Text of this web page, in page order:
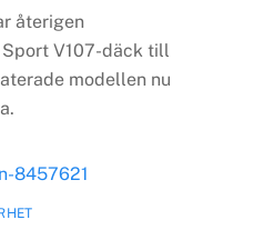
återigen
V107-däck till
modellen nu